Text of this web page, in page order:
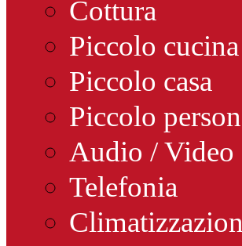
Cottura
Piccolo cucina
Piccolo casa
Piccolo
Audio / Video
Telefonia